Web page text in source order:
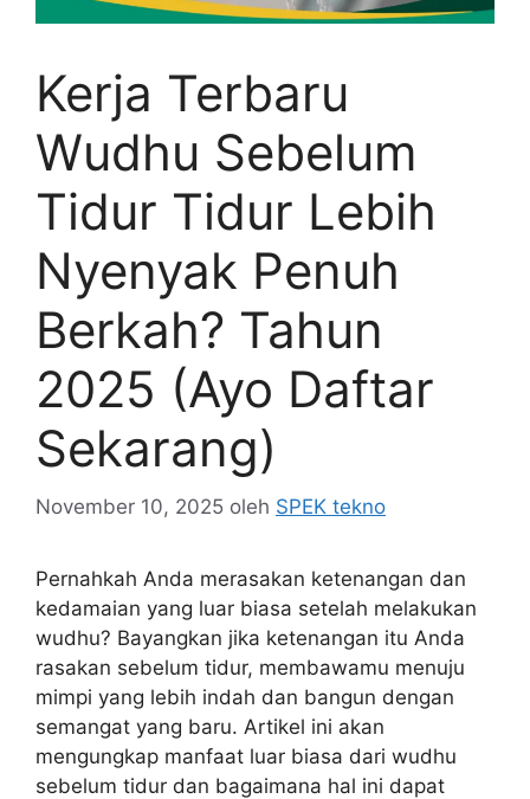
Kerja Terbaru
Wudhu Sebelum
Tidur Tidur Lebih
Nyenyak Penuh
Berkah? Tahun
2025 (Ayo Daftar
Sekarang)
November 10, 2025 oleh SPEK tekno
Pernahkah Anda merasakan ketenangan dan
kedamaian yang luar biasa setelah melakukan
wudhu? Bayangkan jika ketenangan itu Anda
rasakan sebelum tidur, membawamu menuju
mimpi yang lebih indah dan bangun dengan
semangat yang baru. Artikel ini akan
mengungkap manfaat luar biasa dari wudhu
sebelum tidur dan bagaimana hal ini dapat